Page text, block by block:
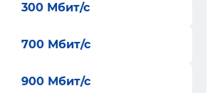
300 Мбит/с
700 Мбит/с
900 Мбит/с